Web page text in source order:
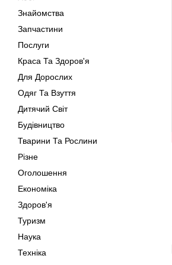
Знайомства
Запчастини
Послуги
Краса Та Здоров'я
Для Дорослих
Одяг Та Взуття
Дитячий Світ
Будівництво
Тварини Та Рослини
Різне
Оголошення
Економіка
Здоров'я
Туризм
Наука
Техніка